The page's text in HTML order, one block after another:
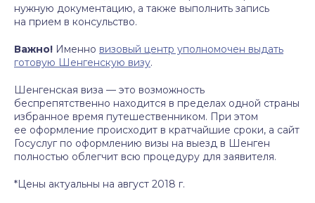
нужную документацию, а также выполнить запись
на прием в консульство.
Важно! Именно визовый центр уполномочен выдать
готовую Шенгенскую визу.
Шенгенская виза — это возможность
беспрепятственно находится в пределах одной страны
избранное время путешественником. При этом
ее оформление происходит в кратчайшие сроки, а сайт
Госуслуг по оформлению визы на выезд в Шенген
полностью облегчит всю процедуру для заявителя.
*Цены актуальны на август 2018 г.